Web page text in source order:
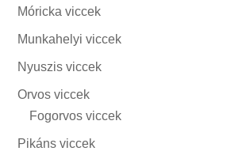
Móricka viccek
Munkahelyi viccek
Nyuszis viccek
Orvos viccek
Fogorvos viccek
Pikáns viccek